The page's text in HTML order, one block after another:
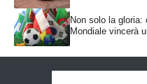
Non solo la gloria:
Mondiale vincerà